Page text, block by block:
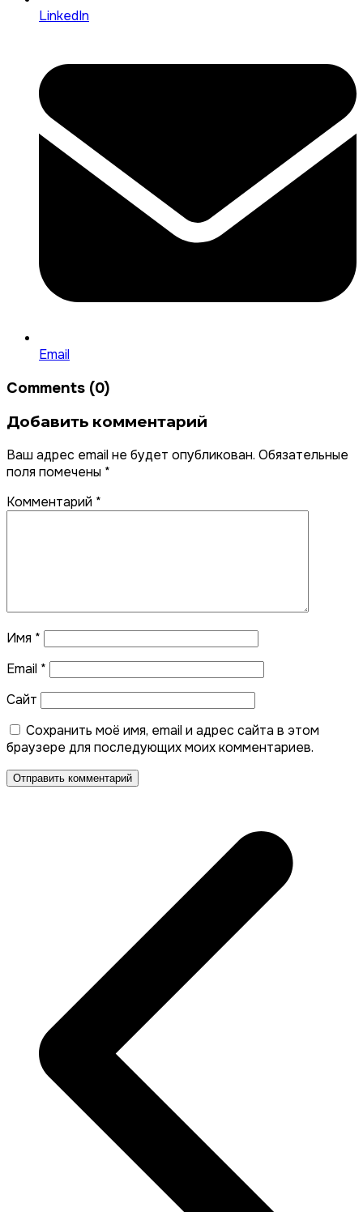
LinkedIn
Email
Comments (0)
Добавить комментарий
Ваш адрес email не будет опубликован. Обязательные
поля помечены *
Комментарий *
Имя *
Email *
Сайт
Сохранить моё имя, email и адрес сайта в этом
браузере для последующих моих комментариев.